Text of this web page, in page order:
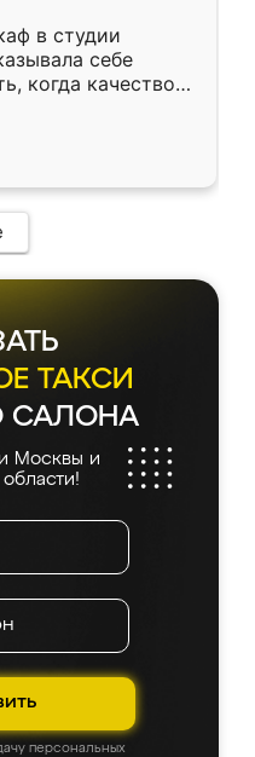
в студии
себе
когда качеством
кухня уже почти
ТАКСИ
САЛОНА
Москвы и
персональных